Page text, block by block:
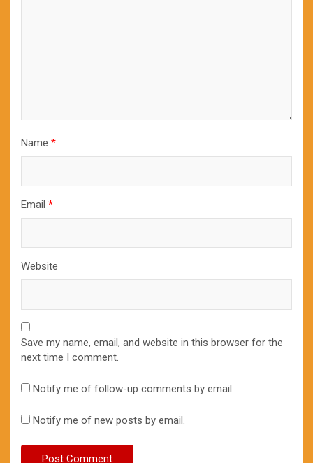
Name *
Email *
Website
Save my name, email, and website in this browser for the
next time I comment.
Notify me of follow-up comments by email.
Notify me of new posts by email.